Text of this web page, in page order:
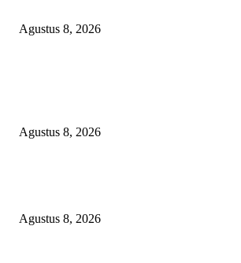
Agustus 8, 2026
Agustus 8, 2026
Agustus 8, 2026